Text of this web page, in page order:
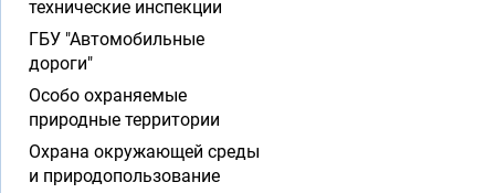
технические инспекции
ГБУ "Автомобильные
дороги"
Особо охраняемые
природные территории
Охрана окружающей среды
и природопользование